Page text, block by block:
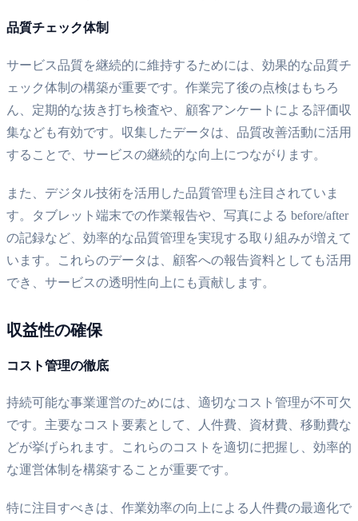
品質チェック体制
サービス品質を継続的に維持するためには、効果的な品質チ
ェック体制の構築が重要です。作業完了後の点検はもちろ
ん、定期的な抜き打ち検査や、顧客アンケートによる評価収
集なども有効です。収集したデータは、品質改善活動に活用
することで、サービスの継続的な向上につながります。
また、デジタル技術を活用した品質管理も注目されていま
す。タブレット端末での作業報告や、写真による before/after
の記録など、効率的な品質管理を実現する取り組みが増えて
います。これらのデータは、顧客への報告資料としても活用
でき、サービスの透明性向上にも貢献します。
収益性の確保
コスト管理の徹底
持続可能な事業運営のためには、適切なコスト管理が不可欠
です。主要なコスト要素として、人件費、資材費、移動費な
どが挙げられます。これらのコストを適切に把握し、効率的
な運営体制を構築することが重要です。
特に注目すべきは、作業効率の向上による人件費の最適化で